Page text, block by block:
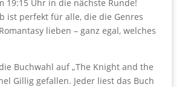
19:15 Uhr in die nächste Runde!
ist perfekt für alle, die die Genres
lieben – ganz egal, welches
Buchwahl auf „The Knight and the
Gillig gefallen. Jeder liest das Buch